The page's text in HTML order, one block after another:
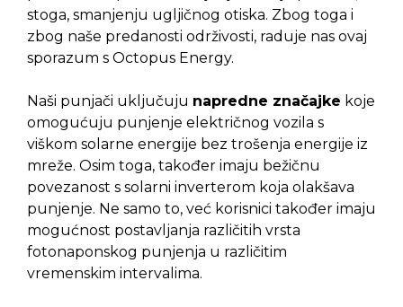
stoga, smanjenju ugljičnog otiska. Zbog toga i
zbog naše predanosti održivosti, raduje nas ovaj
sporazum s Octopus Energy.
Naši punjači uključuju napredne značajke koje
omogućuju punjenje električnog vozila s
viškom solarne energije bez trošenja energije iz
mreže. Osim toga, također imaju bežičnu
povezanost s solarni inverterom koja olakšava
punjenje. Ne samo to, već korisnici također imaju
mogućnost postavljanja različitih vrsta
fotonaponskog punjenja u različitim
vremenskim intervalima.